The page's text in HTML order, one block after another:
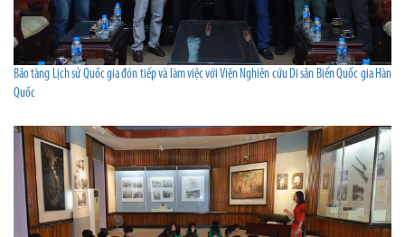
Bảo tàng Lịch sử Quốc gia đón tiếp và làm việc với Viện Nghiên cứu Di sản Biển Quốc gia Hàn
Quốc